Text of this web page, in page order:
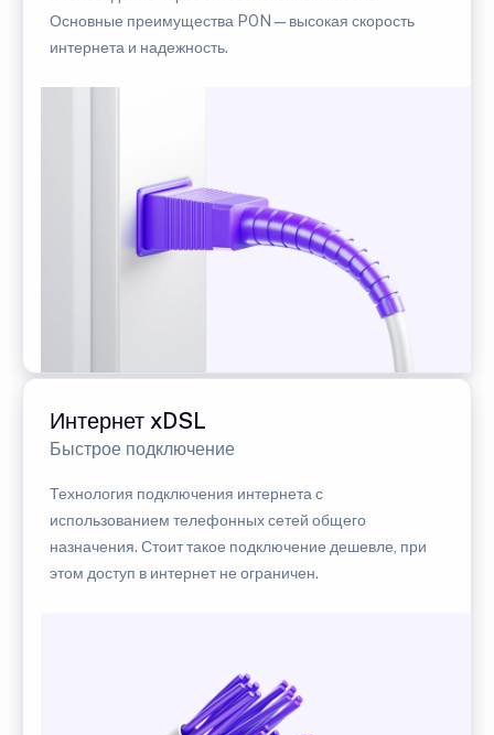
Основные преимущества PON — высокая скорость
интернета и надежность.
Интернет xDSL
Быстрое подключение
Технология подключения интернета с
использованием телефонных сетей общего
назначения. Стоит такое подключение дешевле, при
этом доступ в интернет не ограничен.